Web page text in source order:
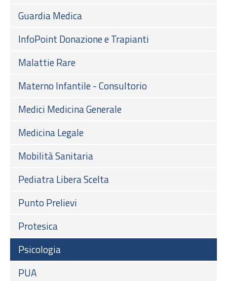
Guardia Medica
InfoPoint Donazione e Trapianti
Malattie Rare
Materno Infantile - Consultorio
Medici Medicina Generale
Medicina Legale
Mobilità Sanitaria
Pediatra Libera Scelta
Punto Prelievi
Protesica
Psicologia
PUA